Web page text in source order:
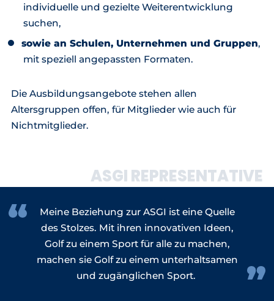
individuelle und gezielte Weiterentwicklung
suchen,
sowie an Schulen, Unternehmen und Gruppen,
mit speziell angepassten Formaten.
Die Ausbildungsangebote stehen allen
Altersgruppen offen, für Mitglieder wie auch für
Nichtmitglieder.
ASGI REPRESENTATIVE
Meine Beziehung zur ASGI ist eine Quelle
des Stolzes. Mit ihren innovativen Ideen,
Golf zu einem Sport für alle zu machen,
machen sie Golf zu einem unterhaltsamen
und zugänglichen Sport.